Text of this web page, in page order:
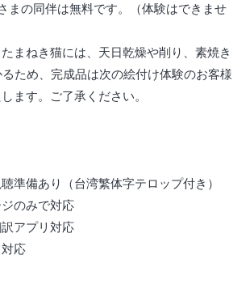
まの同伴は無料です。（体験はできませ
まねき猫には、天日乾燥や削り、素焼き
ため、完成品は次の絵付け体験のお客様
ます。ご了承ください。
準備あり（台湾繁体字テロップ付き）
のみで対応
アプリ対応
応